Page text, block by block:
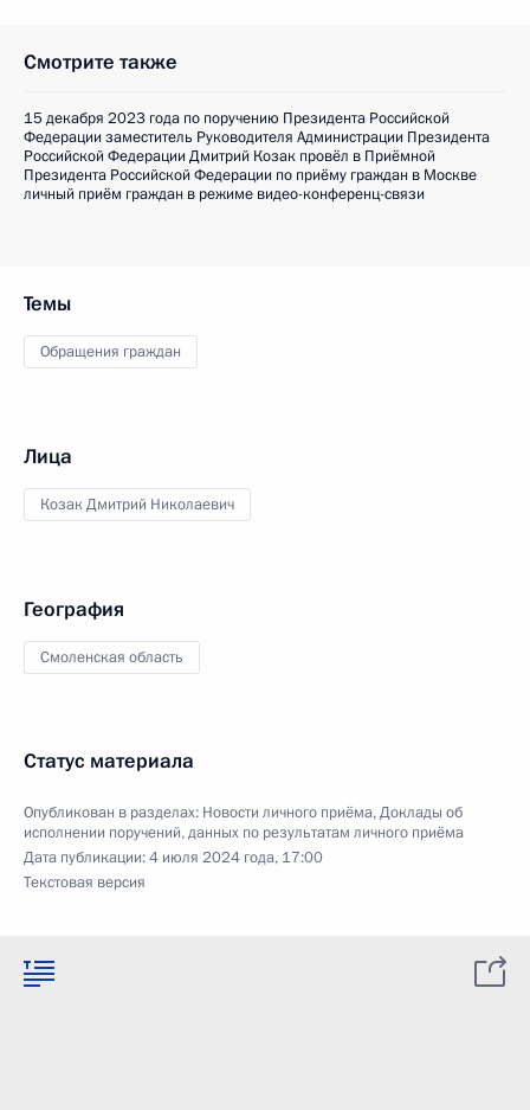
Смотрите также
15 декабря 2023 года по поручению Президента Российской
Федерации заместитель Руководителя Администрации Президента
Российской Федерации Дмитрий Козак провёл в Приёмной
Президента Российской Федерации по приёму граждан в Москве
личный приём граждан в режиме видео-конференц-связи
Темы
Обращения граждан
Лица
Козак Дмитрий Николаевич
География
Смоленская область
Статус материала
Опубликован в разделах: Новости личного приёма,Доклады об
исполнении поручений, данных по результатам личного приёма
Дата публикации:4 июля 2024 года, 17:00
Текстовая версия